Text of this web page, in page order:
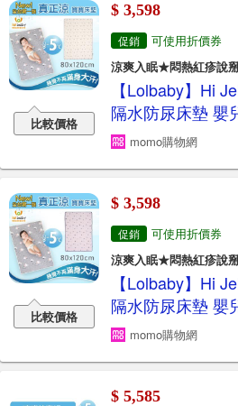
比較價格
$ 3,598
促銷
可使用折價券
涼爽入眠★悶熱紅疹說
【Lolbaby】Hi
隔水防尿床墊 嬰
momo購物網
比較價格
$ 3,598
促銷
可使用折價券
涼爽入眠★悶熱紅疹說
【Lolbaby】Hi
隔水防尿床墊 嬰
momo購物網
$ 5,585